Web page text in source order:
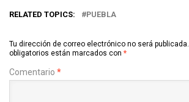
RELATED TOPICS: PUEBLA
Tu dirección de correo electrónico no será publicada.
obligatorios están marcados con *
Comentario *